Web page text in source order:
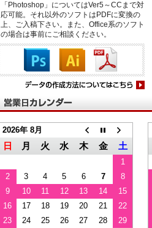
「Photoshop」についてはVer5～CCまで対
応可能。それ以外のソフトはPDFに変換の
上、ご入稿下さい。また、Office系のソフト
の場合は事前にご相談ください。
2026年 8月
日 月 火 水 木 金 土
1
2
3 4 5 6 7
8
9
10 11 12 13 14
15
16
17 18 19 20 21
22
23
24 25 26 27 28
29